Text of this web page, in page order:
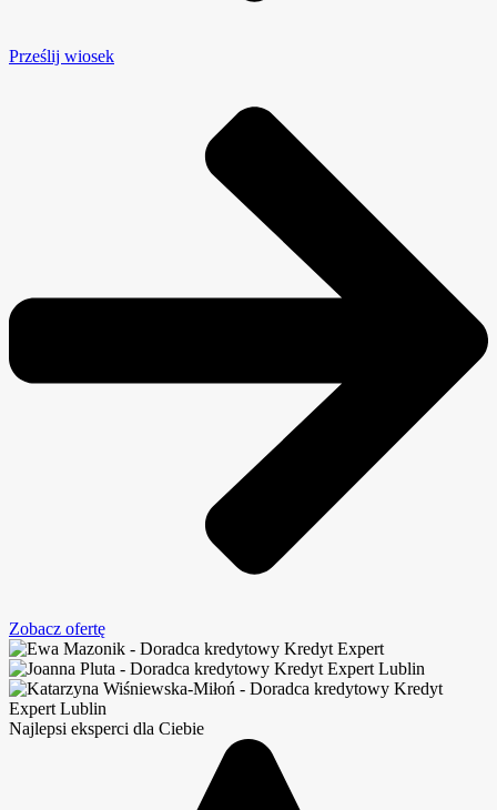
Prześlij wiosek
Zobacz ofertę
Najlepsi eksperci dla Ciebie